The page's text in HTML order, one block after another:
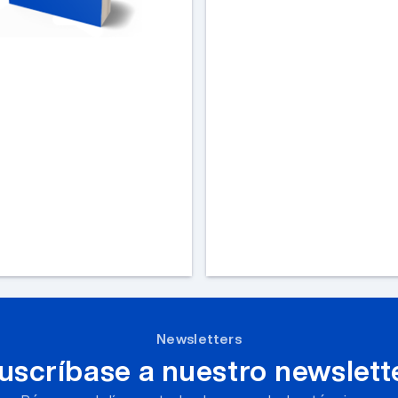
Newsletters
a nuestro